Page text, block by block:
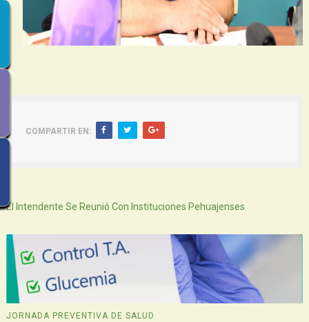
COMPARTIR EN:
El Intendente Se Reunió Con Instituciones Pehuajenses
JORNADA PREVENTIVA DE SALUD